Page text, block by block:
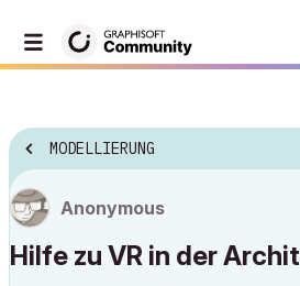
MODELLIERUNG
Anonymous
Hilfe zu VR in der